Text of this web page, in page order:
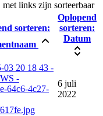
links zijn sorteerbaar
sorteren:
Oplopend
sorteren:
Datum
03 20 18 43 -
-
64c6-4c27-
6 juli
2022